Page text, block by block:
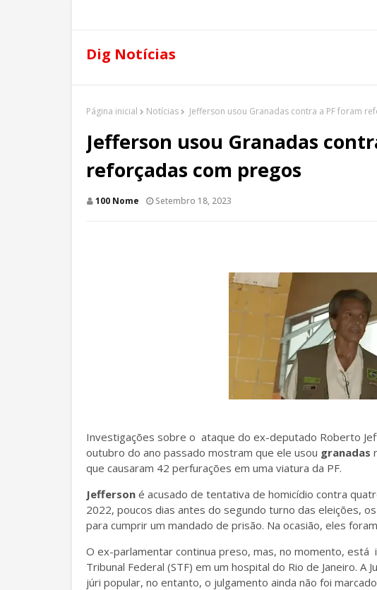
Dig Notícias
Página inicial Notícias Jefferson usou Granadas contra a PF foram
Jefferson usou Granadas
reforçadas com pregos
100 Nome Setembro 18, 2023
Investigações sobre o ataque do ex-deputado Roberto
outubro do ano passado mostram que ele usou granadas
que causaram 42 perfurações em uma viatura da PF.
Jefferson é acusado de tentativa de homicídio contra
2022, poucos dias antes do segundo turno das eleições,
para cumprir um mandado de prisão. Na ocasião, eles
O ex-parlamentar continua preso, mas, no momento, está
Tribunal Federal (STF) em um hospital do Rio de Janeiro. A
júri popular, no entanto, o julgamento ainda não foi